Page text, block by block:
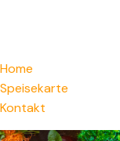
Home
Speisekarte
Kontakt